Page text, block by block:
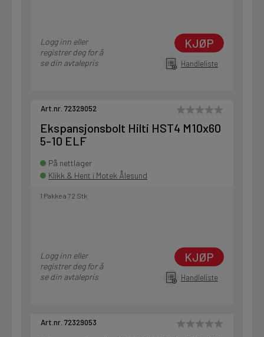
Logg inn eller
registrer deg for å
se din avtalepris
KJØP
Handleliste
Art.nr. 72329052
Ekspansjonsbolt Hilti HST4 M10x60
5-10 ELF
På nettlager
Klikk & Hent i Motek Ålesund
1 Pakke a 72 Stk
Logg inn eller
registrer deg for å
se din avtalepris
KJØP
Handleliste
Art.nr. 72329053